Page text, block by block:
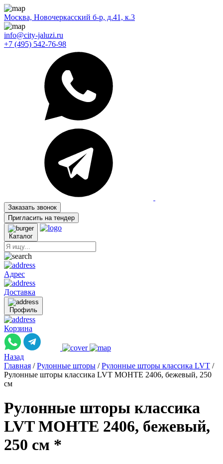
Москва, Новочеркасский б-р, д.41, к.3
info@city-jaluzi.ru
+7 (495) 542-76-98
Заказать звонок
Пригласить на тендер
Каталог
Адрес
Доставка
Профиль
Корзина
Назад
Главная / Рулонные шторы / Рулонные шторы классика LVT /
Рулонные шторы классика LVT МОНТЕ 2406, бежевый, 250
см
Рулонные шторы классика
LVT МОНТЕ 2406, бежевый,
250 см *